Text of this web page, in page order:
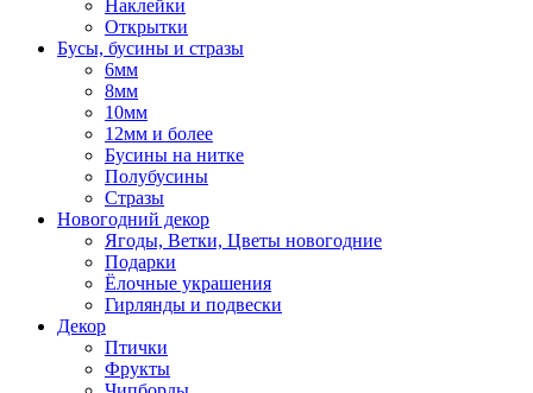
Наклейки
Открытки
Бусы, бусины и стразы
6мм
8мм
10мм
12мм и более
Бусины на нитке
Полубусины
Стразы
Новогодний декор
Ягоды, Ветки, Цветы новогодние
Подарки
Ёлочные украшения
Гирлянды и подвески
Декор
Птички
Фрукты